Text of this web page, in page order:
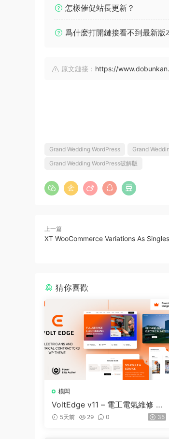
怎樣催促站長更新？
爲什麽打開鏈接看不到最新版
原文鏈接： https://
Grand Wedding WordPress Grand
Grand Wedding WordPress破解版
上一篇
XT WooCommerce Variations As
猜你喜歡
模闆
VoltEdge v11 – 電工電氣維修 W
ordPress 主題
5天前 29 0 35